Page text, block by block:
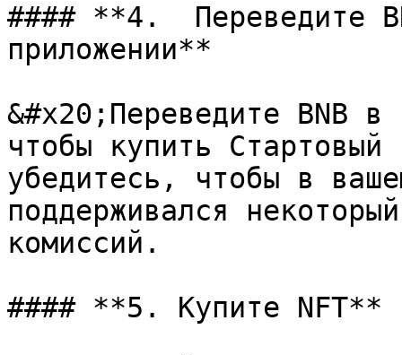
#### **4.  Переведите
приложении**
&#x20;Переведите BNB
чтобы купить
убедитесь, чтобы в
поддерживался
комиссий.
#### **5. Купите NFT**